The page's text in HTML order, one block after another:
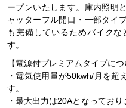
ープンいたします。庫内照明
ャッターフル開口・一部タイ
も完備しているためバイク
す。
【電源付プレミアムタイプに
・電気使用量が50kwh/月を
す。
・最大出力は20Aとなってお